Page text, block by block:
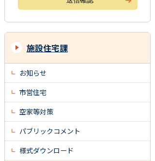
施設住宅課
お知らせ
市営住宅
空家等対策
パブリックコメント
様式ダウンロード